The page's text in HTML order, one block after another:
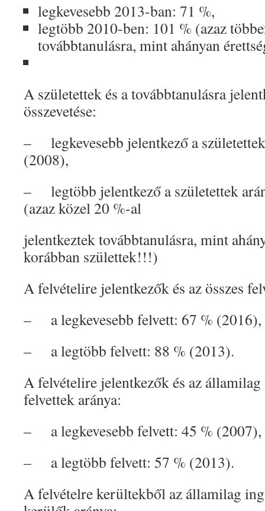
legkevesebb 2013-ban: 71 %,
legtöbb 2010-ben: 101 % (azaz
továbbtanulásra, mint ahányan
A születettek és a továbbtanulásra
összevetése:
– legkevesebb jelentkező a
(2008),
– legtöbb jelentkező a születettek
(azaz közel 20 %-al
jelentkeztek továbbtanulásra, mint
korábban születtek!!!)
A felvételire jelentkezők és az összes
– a legkevesebb felvett: 67 % (2016),
– a legtöbb felvett: 88 % (2013).
A felvételire jelentkezők és az államilag
felvettek aránya:
– a legkevesebb felvett: 45 % (2007),
– a legtöbb felvett: 57 % (2013).
A felvételre kerültekből az államilag